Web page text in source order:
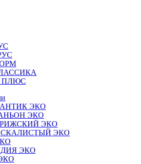
ПЛЮС
ЭКО
ЭКО
ЭКО
ЭКО
ЭКО